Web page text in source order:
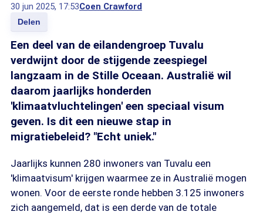
30 jun 2025, 17:53Coen Crawford
Delen
Een deel van de eilandengroep Tuvalu
verdwijnt door de stijgende zeespiegel
langzaam in de Stille Oceaan. Australië wil
daarom jaarlijks honderden
'klimaatvluchtelingen' een speciaal visum
geven. Is dit een nieuwe stap in
migratiebeleid? "Echt uniek."
Jaarlijks kunnen 280 inwoners van Tuvalu een
'klimaatvisum' krijgen waarmee ze in Australië mogen
wonen. Voor de eerste ronde hebben 3.125 inwoners
zich aangemeld, dat is een derde van de totale